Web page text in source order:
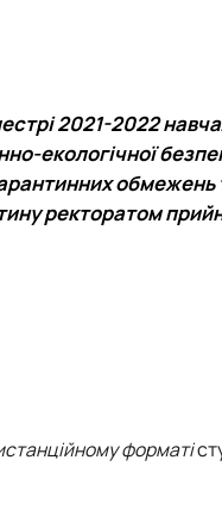
2021-2022
екологічної
обмежень
ректоратом
форматі